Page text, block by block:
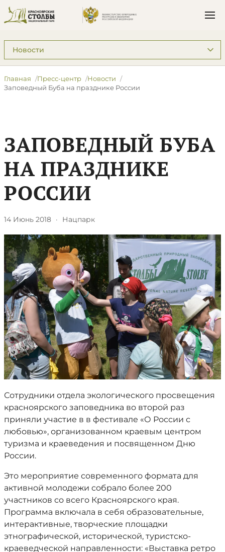
Подразделы: Пресс-центр
Главная Пресс-центр
Новости
Заповедный Буба на празднике России
ЗАПОВЕДНЫЙ БУБА
НА ПРАЗДНИКЕ
РОССИИ
14 Июнь 2018 · Нацпарк
Сотрудники отдела экологического просвещения
красноярского заповедника во второй раз
приняли участие в в фестивале «О России с
любовью», организованном краевым центром
туризма и краеведения и посвященном Дню
России.
Это мероприятие современного формата для
активной молодежи собрало более 200
участников со всего Красноярского края.
Программа включала в себя образовательные,
интерактивные, творческие площадки
этнографической, исторической, туристско-
краеведческой направленности: «Выставка ретро